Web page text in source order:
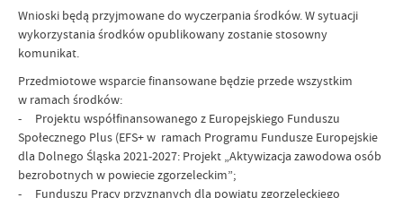
Wnioski będą przyjmowane do wyczerpania środków. W sytuacji
wykorzystania środków opublikowany zostanie stosowny
komunikat.
Przedmiotowe wsparcie finansowane będzie przede wszystkim
w ramach środków:
- Projektu współfinansowanego z Europejskiego Funduszu
Społecznego Plus (EFS+ w ramach Programu Fundusze Europejskie
dla Dolnego Śląska 2021-2027: Projekt „Aktywizacja zawodowa osób
bezrobotnych w powiecie zgorzeleckim”;
- Funduszu Pracy przyznanych dla powiatu zgorzeleckiego